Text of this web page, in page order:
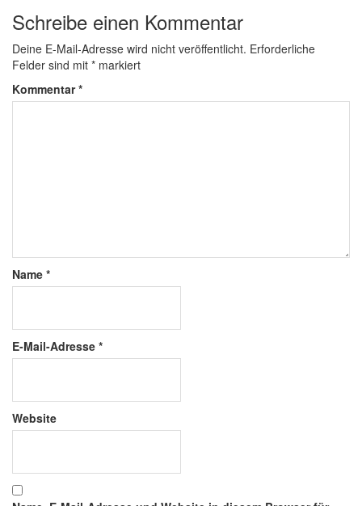
Schreibe einen Kommentar
Deine E-Mail-Adresse wird nicht veröffentlicht. Erforderliche
Felder sind mit * markiert
Kommentar*
Name *
E-Mail-Adresse *
Website